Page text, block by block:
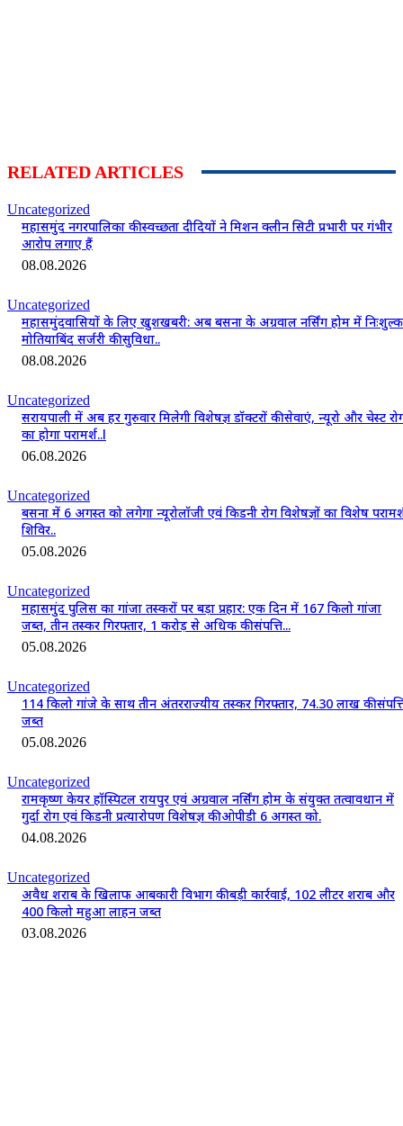
RELATED ARTICLES
Uncategorized
महासमुंद नगरपालिका की स्वच्छता दीदियों ने मिशन क्लीन सिटी प्रभारी पर गंभीर
आरोप लगाए हैं
08.08.2026
Uncategorized
महासमुंदवासियों के लिए खुशखबरी: अब बसना के अग्रवाल नर्सिंग होम में निःशुल्क
मोतियाबिंद सर्जरी की सुविधा..
08.08.2026
Uncategorized
सरायपाली में अब हर गुरुवार मिलेगी विशेषज्ञ डॉक्टरों की सेवाएं, न्यूरो और चेस्ट
का होगा परामर्श..l
06.08.2026
Uncategorized
बसना में 6 अगस्त को लगेगा न्यूरोलॉजी एवं किडनी रोग विशेषज्ञों का विशेष
शिविर..
05.08.2026
Uncategorized
महासमुंद पुलिस का गांजा तस्करों पर बड़ा प्रहार: एक दिन में 167 किलो गांजा
जब्त, तीन तस्कर गिरफ्तार, 1 करोड़ से अधिक की संपत्ति...
05.08.2026
Uncategorized
114 किलो गांजे के साथ तीन अंतरराज्यीय तस्कर गिरफ्तार, 74.30 लाख की
जब्त
05.08.2026
Uncategorized
रामकृष्ण केयर हॉस्पिटल रायपुर एवं अग्रवाल नर्सिंग होम के संयुक्त तत्वावधान में
गुर्दा रोग एवं किडनी प्रत्यारोपण विशेषज्ञ की ओपीडी 6 अगस्त को.
04.08.2026
Uncategorized
अवैध शराब के खिलाफ आबकारी विभाग की बड़ी कार्रवाई, 102 लीटर शराब और
400 किलो महुआ लाहन जब्त
03.08.2026